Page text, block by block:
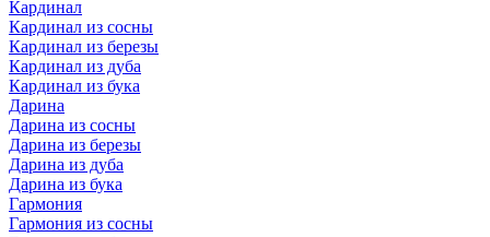
Кардинал
Кардинал из сосны
Кардинал из березы
Кардинал из дуба
Кардинал из бука
Дарина
Дарина из сосны
Дарина из березы
Дарина из дуба
Дарина из бука
Гармония
Гармония из сосны